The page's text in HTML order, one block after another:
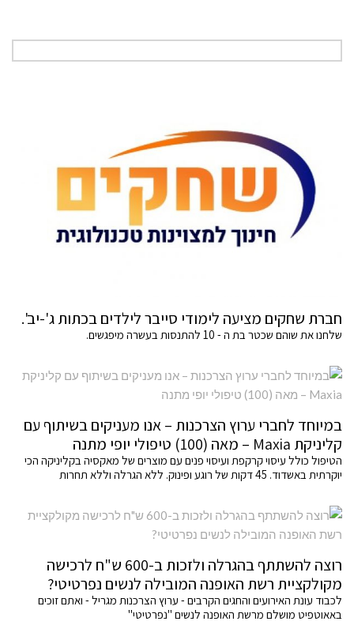
חברת שחקים מציעה לימודי סייבר לילדים בכתות ג'-יב'.
שלחנו את שוהם שכטר בת ה - 10 להתנסות בעשרה מיפגשים.
במיוחד לחברי ערוץ הצרכנות – אנו מעניקים בשיתוף עם
קליניקת Maxia – מאה (100) טיפולי יופי מתנה
הטיפול כולל עיסוי קרקפת ועיסוי פנים עם מוצרים של מאקסיה בקליניקה הכי
יוקרתית באשדוד. 45 דקות של רוגע ופינוק. ללא הגרלה וללא תחרות
רוצה להשתתף בהגרלה ולזכות ב-600 ש"ח לרכישה
מקולקציית רשת האופנה המובילה לנשים נפרטיטי?
לכבוד עונת האירועים והחגים הקרבים - ערוץ הצרכנות מגריל - ואתם זוכים
באאוטפיט מושלם מרשת האופנה לנשים "נפרטיטי"